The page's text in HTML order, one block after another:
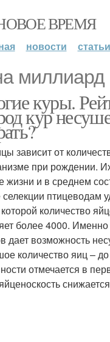
ВРЕМЯ
новости статьи
миллиард
куры.
кур
зависит от
при рождении.
жизни и в среднем
селекции птицеводам
количество
более 4000. Именно
дает возможность
количество яиц –
отмечается в